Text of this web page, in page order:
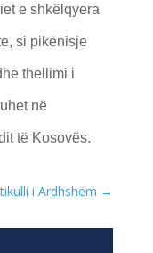
e shkëlqyera
si pikënisje
thellimi i
në
të Kosovës.
i Ardhshëm →